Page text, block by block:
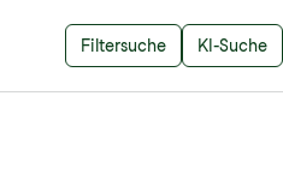
Filtersuche KI-Suche